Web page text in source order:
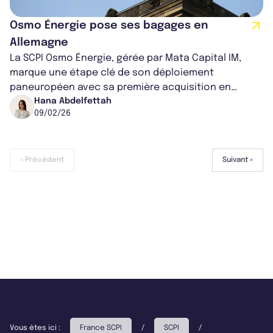
Osmo Énergie pose ses bagages en
Allemagne
La SCPI Osmo Énergie, gérée par Mata Capital IM,
marque une étape clé de son déploiement
paneuropéen avec sa première acquisition en
Allemagne. En s’implantant à Rendsburg, à proxi...
Hana Abdelfettah
09/02/26
« Précédent Suivant »
Vous êtes ici : France SCPI / SCPI /